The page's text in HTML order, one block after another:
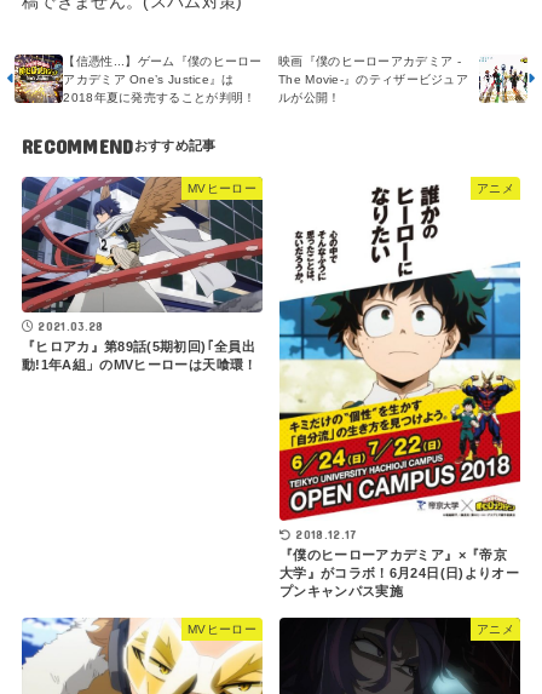
映画『僕のヒーローアカデミア -
The Movie-』のティザービジュア
ルが公開！
【信憑性...】ゲーム『僕のヒーロー
アカデミア One’s Justice』は
2018年夏に発売することが判明！
RECOMMEND
MVヒーロー
2021.03.28
『ヒロアカ』第89話(5期初回)｢全員出
動!1年A組」のMVヒーローは天喰環！
アニメ
2018.12.17
『僕のヒーローアカデミア』×『帝京
大学』がコラボ！6月24日(日)よりオー
プンキャンパス実施
MVヒーロー アニメ